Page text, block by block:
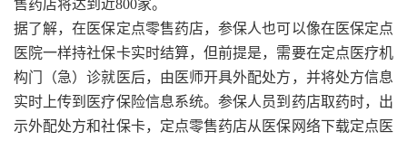
售药店将达到近800家。
据了解，在医保定点零售药店，参保人也可以像在医保定点
医院一样持社保卡实时结算，但前提是，需要在定点医疗机
构门（急）诊就医后，由医师开具外配处方，并将处方信息
实时上传到医疗保险信息系统。参保人员到药店取药时，出
示外配处方和社保卡，定点零售药店从医保网络下载定点医